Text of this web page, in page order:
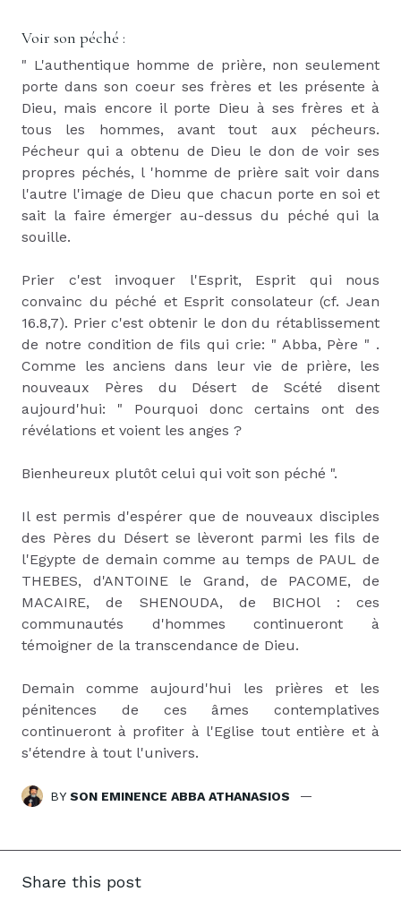
Voir son péché :
" L'authentique homme de prière, non seulement
porte dans son coeur ses frères et les présente à
Dieu, mais encore il porte Dieu à ses frères et à
tous les hommes, avant tout aux pécheurs.
Pécheur qui a obtenu de Dieu le don de voir ses
propres péchés, l 'homme de prière sait voir dans
l'autre l'image de Dieu que chacun porte en soi et
sait la faire émerger au-dessus du péché qui la
souille.
Prier c'est invoquer l'Esprit, Esprit qui nous
convainc du péché et Esprit consolateur (cf. Jean
16.8,7). Prier c'est obtenir le don du rétablissement
de notre condition de fils qui crie: " Abba, Père " .
Comme les anciens dans leur vie de prière, les
nouveaux Pères du Désert de Scété disent
aujourd'hui: " Pourquoi donc certains ont des
révélations et voient les anges ?
Bienheureux plutôt celui qui voit son péché ".
Il est permis d'espérer que de nouveaux disciples
des Pères du Désert se lèveront parmi les fils de
l'Egypte de demain comme au temps de PAUL de
THEBES, d'ANTOINE le Grand, de PACOME, de
MACAIRE, de SHENOUDA, de BICHOl : ces
communautés d'hommes continueront à
témoigner de la transcendance de Dieu.
Demain comme aujourd'hui les prières et les
pénitences de ces âmes contemplatives
continueront à profiter à l'Eglise tout entière et à
s'étendre à tout l'univers.
BY SON EMINENCE ABBA ATHANASIOS
Share this post